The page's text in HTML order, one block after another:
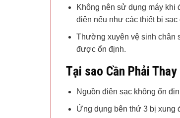
Không nên sử dụng máy khi
điện nếu như các thiết bị sạc
Thường xuyên vệ sinh chân
được ổn định.
Tại sao Cần Phải
Nguồn điện sạc không ổn
Ứng dụng bên thứ 3 bị xung